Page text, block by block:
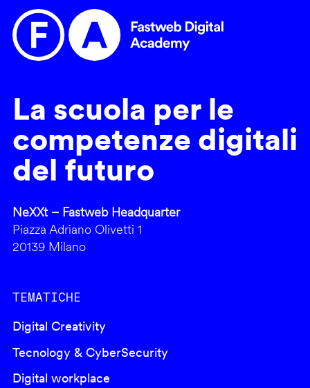
La scuola per le
competenze digitali
del futuro
NeXXt – Fastweb Headquarter
Piazza Adriano Olivetti 1
20139 Milano
TEMATICHE
Digital Creativity
Tecnology & CyberSecurity
Digital workplace